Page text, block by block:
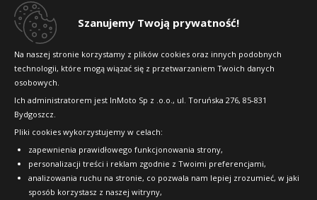
Szanujemy Twoją prywatność!
Na naszej stronie korzystamy z plików cookies oraz innych podobnych
technologii, które mogą wiązać się z przetwarzaniem Twoich danych
osobowych.
Ich administratorem jest InMoto Sp z .o.o., ul. Toruńska 276, 85-831
Bydgoszcz.
Pliki cookies wykorzystujemy w celach:
zapewnienia prawidłowego funkcjonowania strony,
personalizacji treści i reklam zgodnie z Twoimi preferencjami,
analizowania ruchu na stronie, co pozwala nam lepiej zrozumieć, w jaki
sposób korzystasz z naszej witryny,
Dlaczego warto kupić w 24opony.pl
Raty
FAQ
OFICJALNY PARTNER